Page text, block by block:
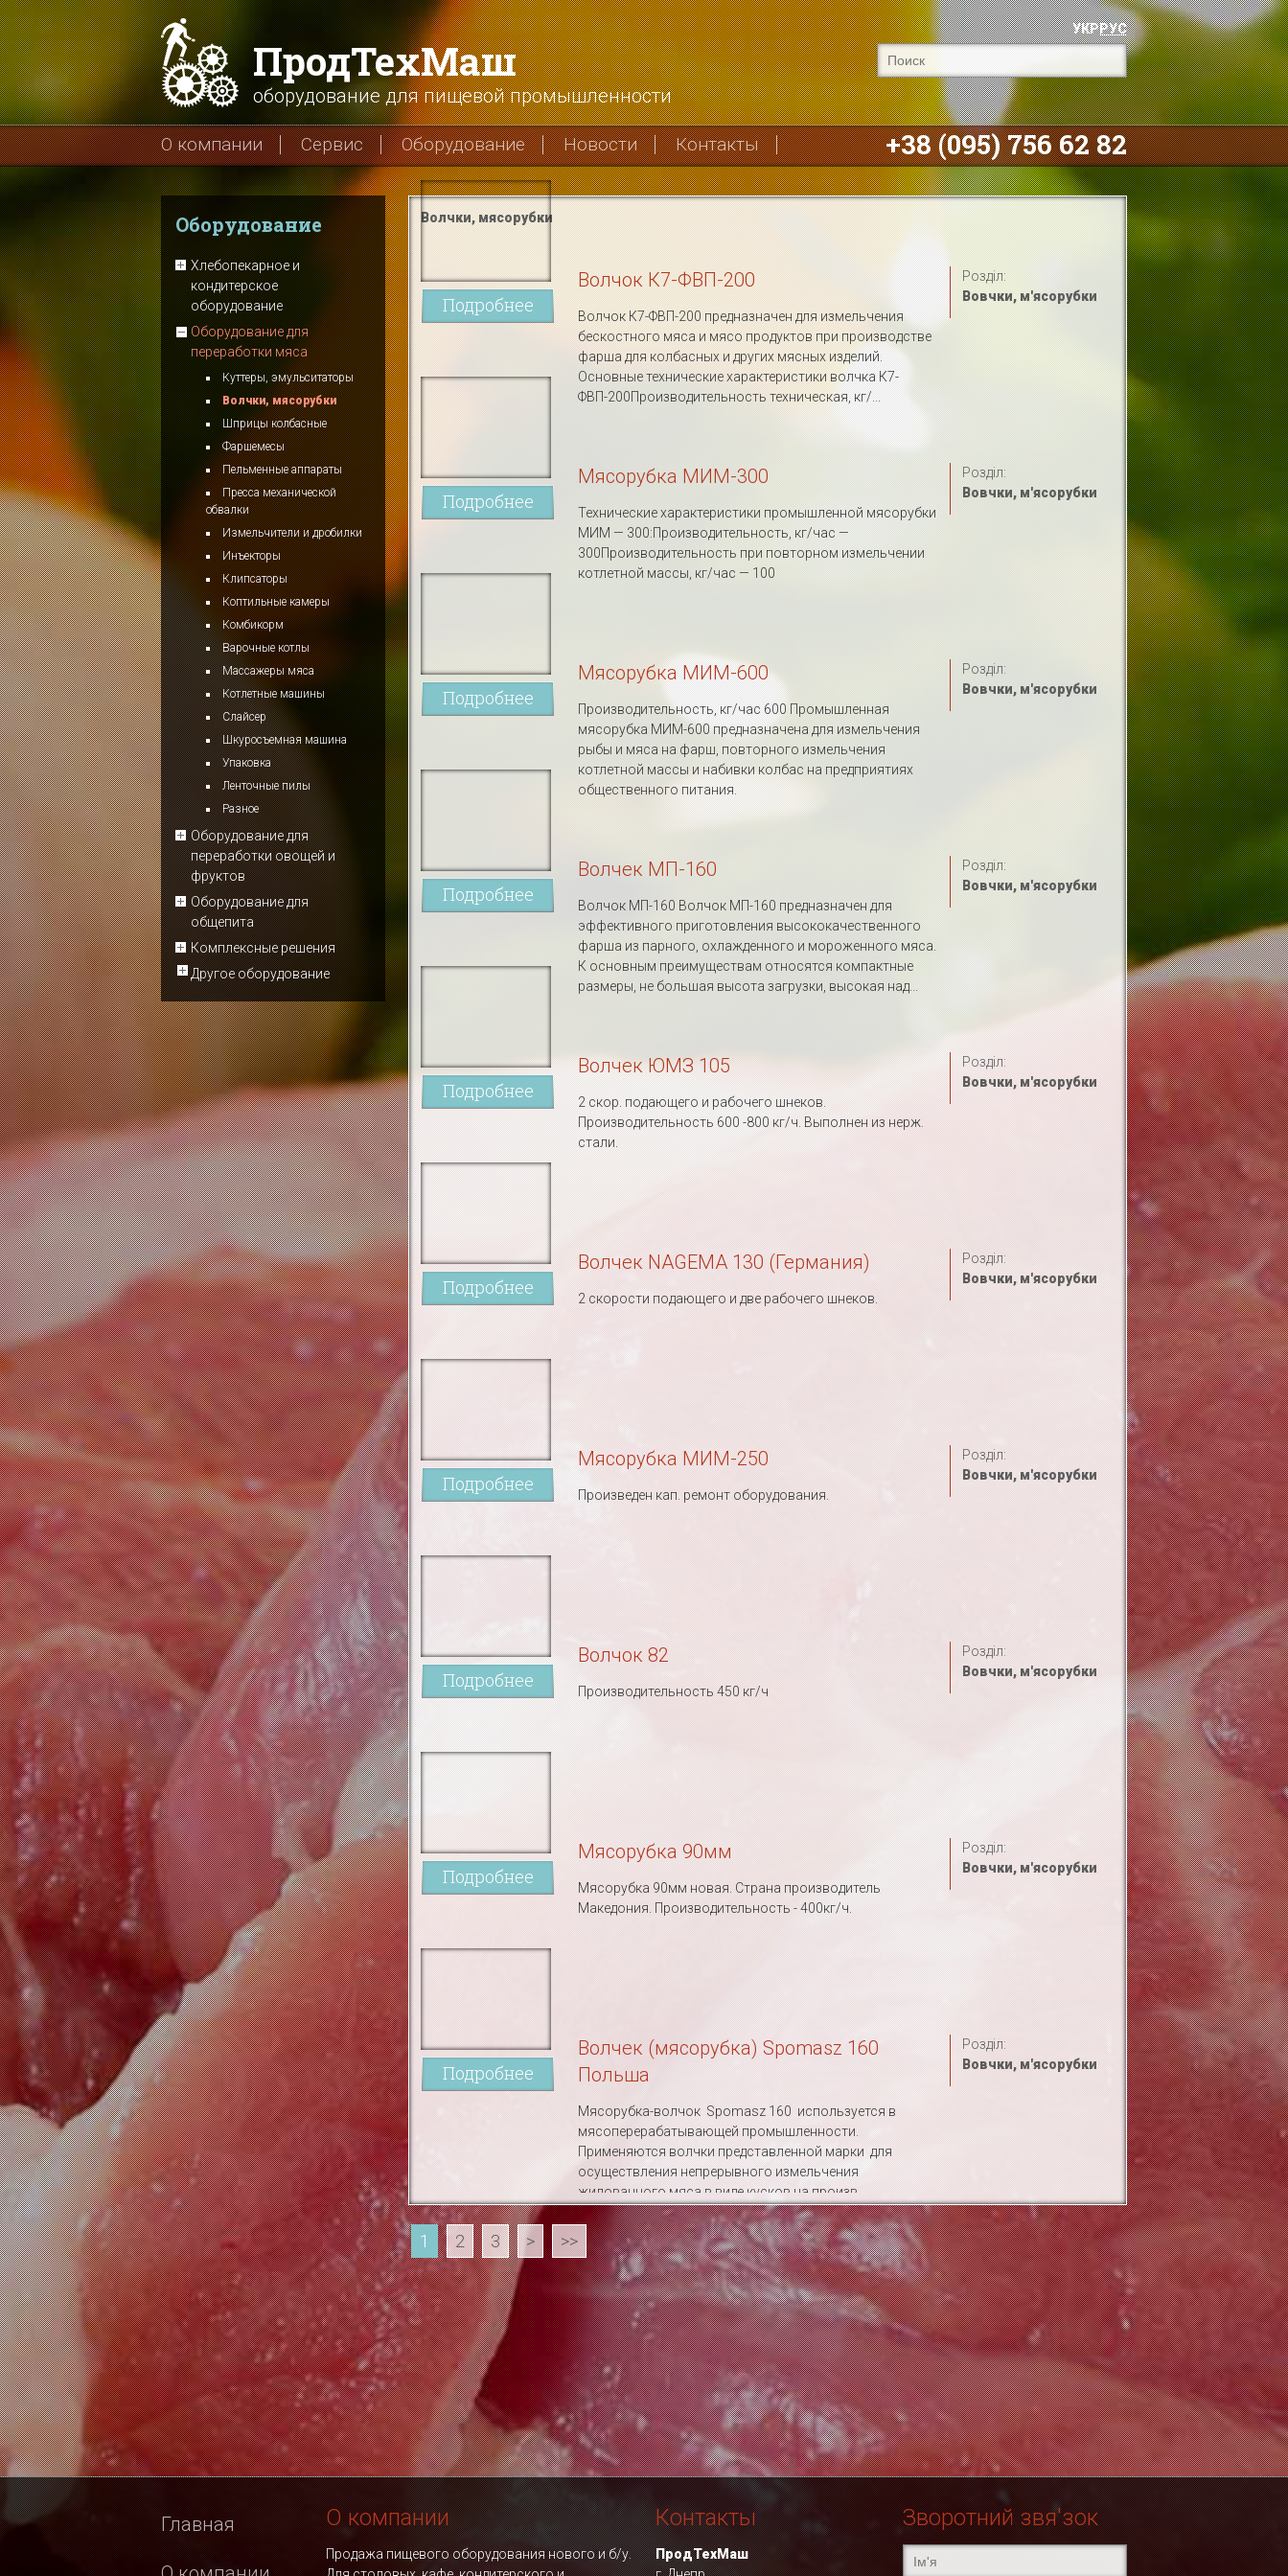
ПродТехМаш
оборудование для пищевой промышленности
УКРРУС
О компании Сервис Оборудование Новости Контакты +38 (095) 756 62 82
Оборудование
Хлебопекарное и
кондитерское
оборудование
Оборудование для
переработки мяса
Куттеры, эмульситаторы
Волчки, мясорубки
Шприцы колбасные
Фаршемесы
Пельменные аппараты
Пресса механической
обвалки
Измельчители и дробилки
Инъекторы
Клипсаторы
Коптильные камеры
Комбикорм
Варочные котлы
Массажеры мяса
Котлетные машины
Слайсер
Шкуросъемная машина
Упаковка
Ленточные пилы
Разное
Оборудование для
переработки овощей и
фруктов
Оборудование для
общепита
Комплексные решения
Другое оборудование
Волчки, мясорубки
Подробнее
Волчок К7-ФВП-200
Волчок К7-ФВП-200 предназначен для измельчения
бескостного мяса и мясо продуктов при производстве
фарша для колбасных и других мясных изделий.
Основные технические характеристики волчка К7-
ФВП-200Производительность техническая, кг/...
Розділ:
Вовчки, м'ясорубки
Подробнее
Мясорубка МИМ-300
Технические характеристики промышленной мясорубки
МИМ — 300:Производительность, кг/час —
300Производительность при повторном измельчении
котлетной массы, кг/час — 100
Розділ:
Вовчки, м'ясорубки
Подробнее
Мясорубка МИМ-600
Производительность, кг/час 600 Промышленная
мясорубка МИМ-600 предназначена для измельчения
рыбы и мяса на фарш, повторного измельчения
котлетной массы и набивки колбас на предприятиях
общественного питания.
Розділ:
Вовчки, м'ясорубки
Подробнее
Волчек МП-160
Волчок МП-160 Волчок МП-160 предназначен для
эффективного приготовления высококачественного
фарша из парного, охлажденного и мороженного мяса.
К основным преимуществам относятся компактные
размеры, не большая высота загрузки, высокая над...
Розділ:
Вовчки, м'ясорубки
Подробнее
Волчек ЮМЗ 105
2 скор. подающего и рабочего шнеков.
Производительность 600 -800 кг/ч. Выполнен из нерж.
стали.
Розділ:
Вовчки, м'ясорубки
Подробнее
Волчек NAGEMA 130 (Германия)
2 скорости подающего и две рабочего шнеков.
Розділ:
Вовчки, м'ясорубки
Подробнее
Мясорубка МИМ-250
Произведен кап. ремонт оборудования.
Розділ:
Вовчки, м'ясорубки
Подробнее
Волчок 82
Производительность 450 кг/ч
Розділ:
Вовчки, м'ясорубки
Подробнее
Мясорубка 90мм
Мясорубка 90мм новая. Страна производитель
Македония. Производительность - 400кг/ч.
Розділ:
Вовчки, м'ясорубки
Подробнее
Волчек (мясорубка) Spomasz 160
Польша
Мясорубка-волчок Spomasz 160 используется в
мясоперерабатывающей промышленности.
Применяются волчки представленной марки для
осуществления непрерывного измельчения
жилованного мяса в виде кусков на произв...
Розділ:
Вовчки, м'ясорубки
1 2 3 > >>
Главная О компании
Продажа пищевого оборудования нового и б/у.
Контакты
ПродТехМаш
Зворотний звя'зок